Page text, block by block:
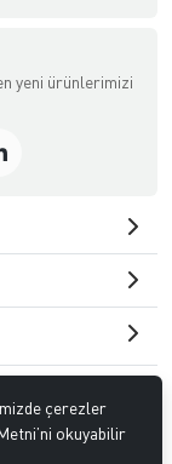
yeni ürünlerimizi
çerezler
okuyabilir